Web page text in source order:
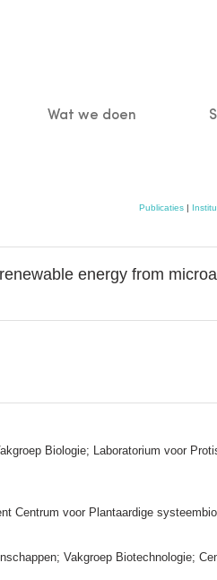
Wat we doen
Publicaties|
energy from
Biologie; Laboratorium voor
Centrum voor Plantaardige
Vakgroep Biotechnologie;